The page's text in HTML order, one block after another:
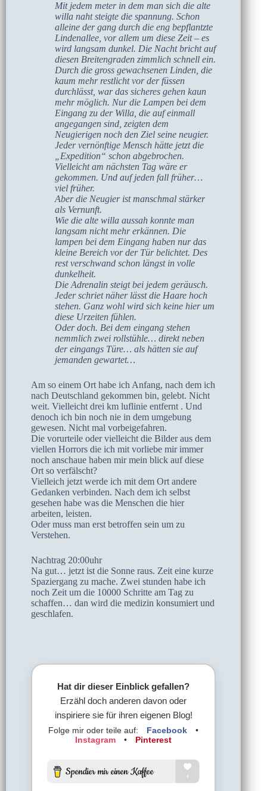
Mit jedem meter in dem man sich die alte
willa naht steigte die spannung. Schon
alleine der gang durch die eng bepflantzte
Lindenallee, vor allem um diese Zeit – es
wird langsam dunkel. Die Nacht bricht auf
diesen Breitengraden zimmlich schnell ein.
Durch die gross gewachsenen Linden, die
kaum mehr restlicht vor der füssen
durchlässt, war das sicheres gehen kaun
mehr möglich. Nur die Lampen bei dem
Eingang zu der Willa, die auf einmall
angegangen sind, zeigten dem
Neugierigen noch den Ziel seine neugier.
Jeder vernönftige Mensch hätte jetzt die
„Expedition“ schon abgebrochen.
Vielleicht am nächsten Tag wäre er
gekommen. Und auf jeden fall früher…
viel früher.
Aber die Neugier ist manschmal stärker
als Vernunft.
Wie die alte willa aussah konnte man
langsam nicht mehr erkännen. Die
lampen bei dem Eingang haben nur das
kleine Bereich vor der Tür belichtet. Des
rest verschwand schon längst in volle
dunkelheit.
Die Adrenalin steigt bei jedem geräusch.
Jeder schriet näher lässt die Haare hoch
stehen. Ganz wohl wird sich keine hier um
diese Urzeiten fühlen.
Oder doch. Bei dem eingang stehen
nemmlich zwei rollstühle… direkt neben
der eingangs Türe… als hätten sie auf
jemanden gewartet…
Am so einem Ort habe ich Anfang, nach dem ich
nach Deutschland gekommen bin, gelebt. Nicht
weit. Vielleicht drei km luflinie entfernt . Und
denoch ich bin noch nie in dem umgebung
gewesen. Nicht mal vorbeigefahren.
Die vorurteile oder vielleicht die Bilder aus dem
viellen Horrors die ich mit vorliebe mir immer
noch anschaue haben mir mein blick auf diese
Ort so verfälscht?
Vielleich jetzt werde ich mit dem Ort andere
Gedanken verbinden. Nach dem ich selbst
gesehen habe was die Menschen die hier
arbeiten, leisten.
Oder muss man erst betroffen sein um zu
Verstehen.
Nachtrag 20:00uhr
Na gut… jetzt ist die Sonne raus. Zeit eine kurze
Spaziergang zu mache. Zwei stunden habe ich
noch Zeit um die 10000 Schritte am Tag zu
schaffen… dan wird die medizin konsumiert und
geschlafen.
Hat dir dieser Einblick gefallen?
Erzähl doch anderen davon oder
inspiriere sie für ihren eigenen Blog!
Folge mir oder teile auf: Facebook
•
Instagram
• Pinterest